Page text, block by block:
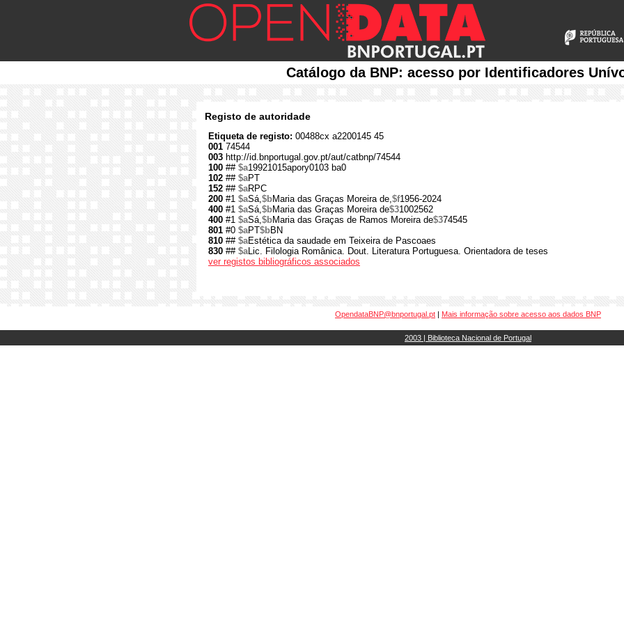
Catálogo da BNP: acesso por Identificadores
Registo de autoridade
Etiqueta de registo: 00488cx a2200145 45
001 74544
003 http://id.bnportugal.gov.pt/aut/catbnp/74544
100 ## $a19921015apory0103 ba0
102 ## $aPT
152 ## $aRPC
200 #1 $aSá,$bMaria das Graças Moreira de,$f1956-2024
400 #1 $aSá,$bMaria das Graças Moreira de$31002562
400 #1 $aSá,$bMaria das Graças de Ramos Moreira de$374545
801 #0 $aPT$bBN
810 ## $aEstética da saudade em Teixeira de Pascoaes
830 ## $aLic. Filologia Românica. Dout. Literatura Portuguesa. Orientadora de teses
ver registos bibliográficos associados
OpendataBNP@bnportugal.pt | Mais informação sobre acesso aos dados BNP
2003 | Biblioteca Nacional de Portugal